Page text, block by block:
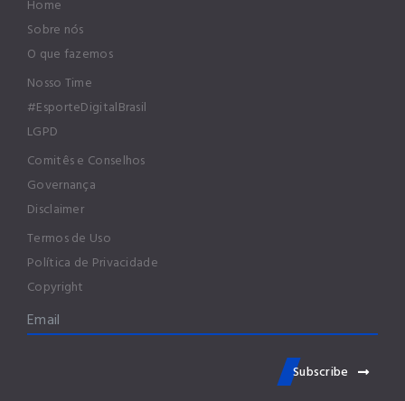
Home
Sobre nós
O que fazemos
Nosso Time
#EsporteDigitalBrasil
LGPD
Comitês e Conselhos
Governança
Disclaimer
Termos de Uso
Política de Privacidade
Copyright
Subscribe